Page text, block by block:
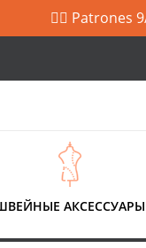
🙋‍♀️ Patrones
АКСЕССУАРЫ